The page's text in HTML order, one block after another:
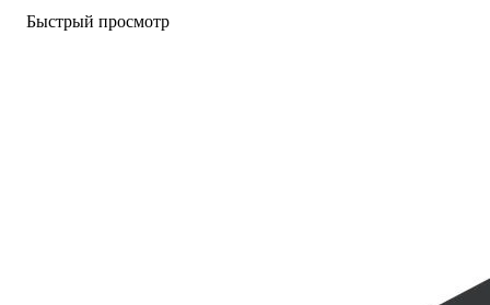
Быстрый просмотр